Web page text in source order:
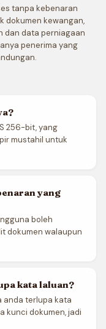
tanpa kebenaran
dokumen kewangan,
dan data perniagaan
penerima yang
256-bit, yang
mustahil untuk
yang
boleh
dokumen walaupun
kata laluan?
anda terlupa kata
kunci dokumen, jadi